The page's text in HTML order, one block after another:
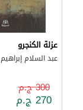
عزلة الكنجرو
عبد السلام إبراهيم
300 ج.م
270 ج.م